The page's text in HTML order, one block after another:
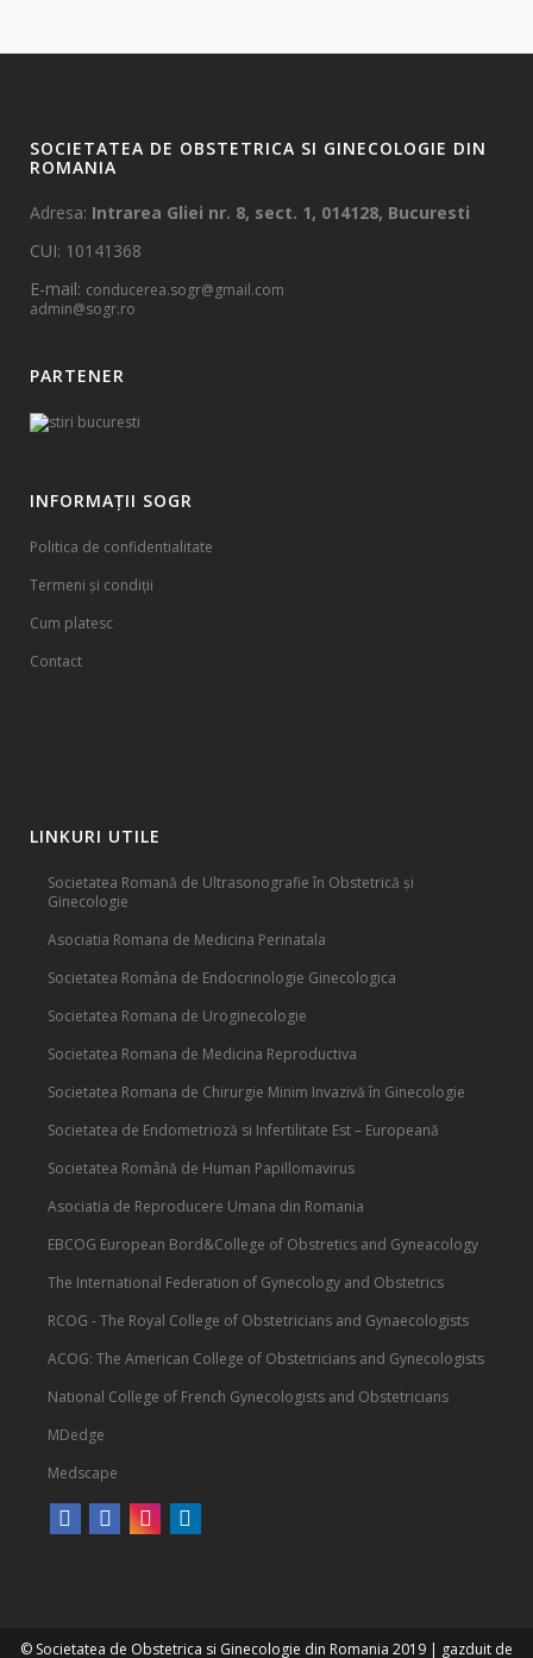
SOCIETATEA DE OBSTETRICA SI GINECOLOGIE DIN
ROMANIA
Adresa: Intrarea Gliei nr. 8, sect. 1, 014128, Bucuresti
CUI: 10141368
E-mail: conducerea.sogr@gmail.com
admin@sogr.ro
PARTENER
INFORMAȚII SOGR
Politica de confidentialitate
Termeni și condiții
Cum platesc
Contact
LINKURI UTILE
Societatea Romană de Ultrasonografie în Obstetrică și
Ginecologie
Asociatia Romana de Medicina Perinatala
Societatea Româna de Endocrinologie Ginecologica
Societatea Romana de Uroginecologie
Societatea Romana de Medicina Reproductiva
Societatea Romana de Chirurgie Minim Invazivă în Ginecologie
Societatea de Endometrioză si Infertilitate Est – Europeană
Societatea Română de Human Papillomavirus
Asociatia de Reproducere Umana din Romania
EBCOG European Bord&College of Obstretics and Gyneacology
The International Federation of Gynecology and Obstetrics
RCOG - The Royal College of Obstetricians and Gynaecologists
ACOG: The American College of Obstetricians and Gynecologists
National College of French Gynecologists and Obstetricians
MDedge
Medscape
© Societatea de Obstetrica si Ginecologie din Romania 2019 | gazduit de